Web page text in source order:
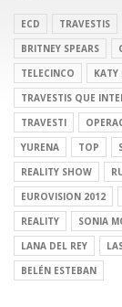
ECD TRAVESTIS
BRITNEY SPEARS
TELECINCO
KATY
TRAVESTIS QUE
TRAVESTI
YURENA
TOP
REALITY SHOW
EUROVISION 2012
REALITY
SONIA
LANA DEL REY
BELÉN ESTEBAN